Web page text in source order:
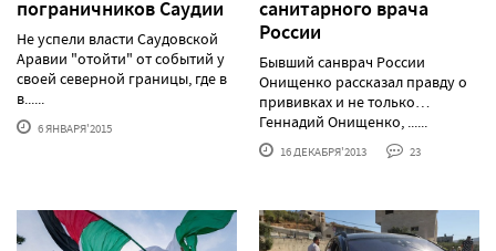
пограничников Саудии
Не успели власти Саудовской
Аравии "отойти" от событий у
своей северной границы, где в
в......
6 ЯНВАРЯ'2015
санитарного врача
России
Бывший санврач России
Онищенко рассказал правду о
прививках и не только…
Геннадий Онищенко, ......
16 ДЕКАБРЯ'2013 23